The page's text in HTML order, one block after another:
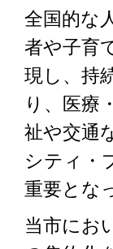
全国的な
者や子育
現し、持
り、医療
祉や交通
シティ・
重要とな
当市にお